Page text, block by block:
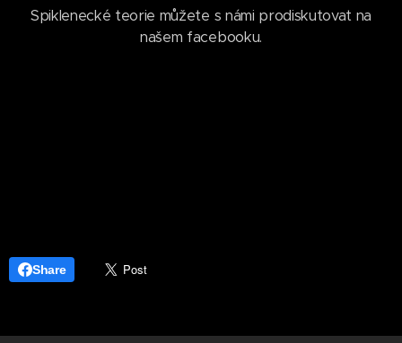
Spiklenecké teorie můžete s námi prodiskutovat na
našem facebooku.
Share